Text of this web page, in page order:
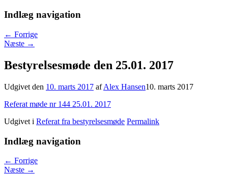
Indlæg navigation
← Forrige
Næste →
Bestyrelsesmøde den 25.01. 2017
Udgivet den 10. marts 2017 afAlex Hansen10. marts 2017
Referat møde nr 144 25.01. 2017
Udgivet i Referat fra bestyrelsesmøde Permalink
Indlæg navigation
← Forrige
Næste →